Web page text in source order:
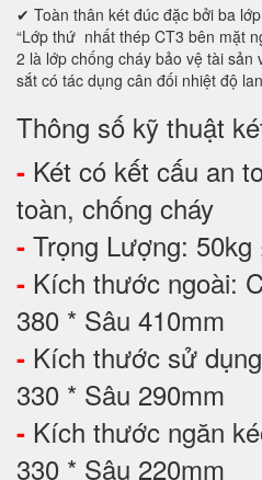
✔ Toàn thân két đúc đặc bởi ba
“Lớp thứ nhất thép CT3 bên mặt
2 là lớp chống cháy bảo vệ tài
sắt có tác dụng cân đối nhiệt độ
Thông số kỹ thuật
- Két có kết cấu an
toàn, chống cháy
- Trọng Lượng: 50kg
- Kích thước ngoài:
380 * Sâu 410mm
- Kích thước sử
330 * Sâu 290mm
- Kích thước ngăn
330 * Sâu 220mm